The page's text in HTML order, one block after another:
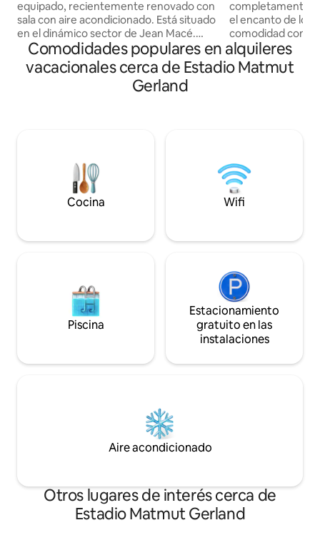
equipado, recientemente renovado con
sala con aire acondicionado. Está situado
en el dinámico sector de Jean Macé.
Está cerca de la estación de Part-Dieu,
de Perrache, de la plaza Bellecour y muy
bien comunicado (tranvía, metro y
de pelo, plancha y tabla de planchar, caja
fuerte. Se proporciona ropa de cama.
completamente
el encanto de lo
comodidad
verdadero
entorno tranquilo,
descanso
Alojamiento para
Limpieza
estancia
Comodidades populares en alquileres
vacacionales cerca de Estadio Matmut
Gerland
Cocina Wifi
Piscina
Estacionamiento
gratuito en las
instalaciones
Aire acondicionado
Otros lugares de interés cerca de
Estadio Matmut Gerland